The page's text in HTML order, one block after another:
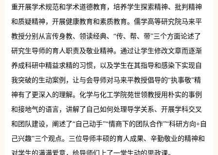
重开展学术规范和学术道德教育，培养学生探索精神、批判精神
和质疑精神，开展健康教育和素质教育。儒学高等研究院马来平
教授分别从言传身教、领读经典、“传、帮、带”三个方面论述了
研究生导师的育人职责及敬业精神。通过让学生修改文章而逐渐
养成科研中精益求精的习惯，以及学生在其指导和感染下实现自
我突破的生动案例，让与会导师对马来平教授倡导的“执事敬”精
神有了更深入的理解。化学与化工学院苑世领教授用朴实的事例
和接地气的语言，讲解了自己如何处理导学关系、开展学科交叉
和团队建设，阐述了“自己动手”“情商下的团队合作”“科研方向+自
己兴趣”三个观点。三位导师丰硕的育人成果、辛勤敬业的精神和
对学生的满满爱意，给导师们上了一堂生动的思政课。